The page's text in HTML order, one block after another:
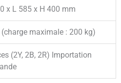
x L 585 x H 400 mm
(charge maximale : 200 kg)
(2Y, 2B, 2R) Importation